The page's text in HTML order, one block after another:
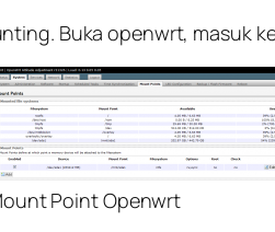
Buka openwrt, masuk
Point Openwrt